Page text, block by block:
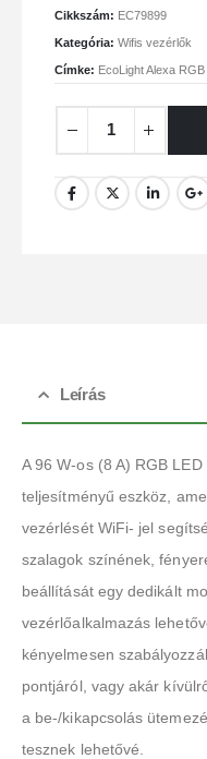
Cikkszám: EC79899
Kategória: Wifis vezérlők
Címke: EcoLight Alexa
Leírás
A 96 W-os (8 A) RGB
teljesítményű eszköz,
vezérlését WiFi- jel
szalagok színének,
beállítását egy dedikált
vezérlőalkalmazás
kényelmesen
pontjáról, vagy akár
a be-/kikapcsolás
tesznek lehetővé.